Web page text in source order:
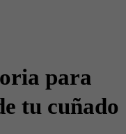
para
tu cuñado